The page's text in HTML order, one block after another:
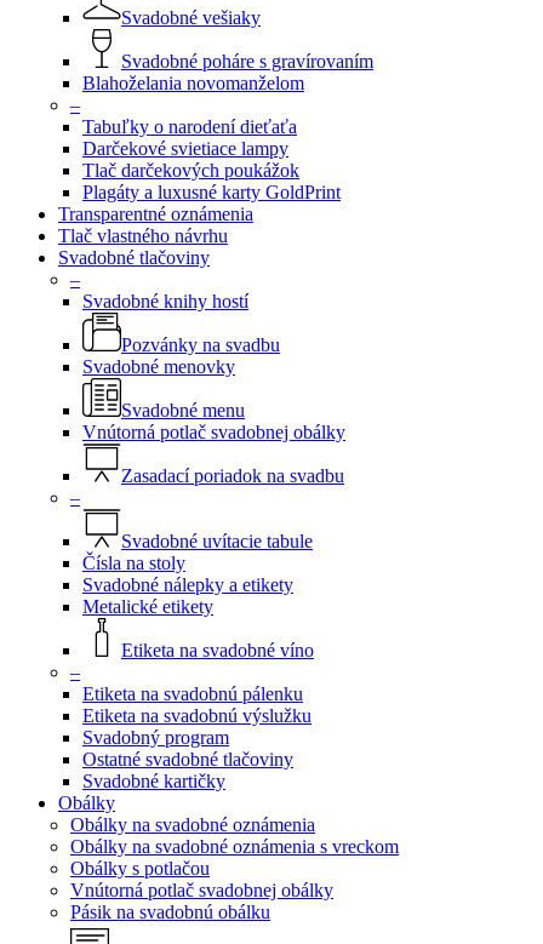
Svadobné vešiaky
Svadobné poháre s gravírovaním
Blahoželania novomanželom
–
Tabuľky o narodení dieťaťa
Darčekové svietiace lampy
Tlač darčekových poukážok
Plagáty a luxusné karty GoldPrint
Transparentné oznámenia
Tlač vlastného návrhu
Svadobné tlačoviny
–
Svadobné knihy hostí
Pozvánky na svadbu
Svadobné menovky
Svadobné menu
Vnútorná potlač svadobnej obálky
Zasadací poriadok na svadbu
–
Svadobné uvítacie tabule
Čísla na stoly
Svadobné nálepky a etikety
Metalické etikety
Etiketa na svadobné víno
–
Etiketa na svadobnú pálenku
Etiketa na svadobnú výslužku
Svadobný program
Ostatné svadobné tlačoviny
Svadobné kartičky
Obálky
Obálky na svadobné oznámenia
Obálky na svadobné oznámenia s vreckom
Obálky s potlačou
Vnútorná potlač svadobnej obálky
Pásik na svadobnú obálku